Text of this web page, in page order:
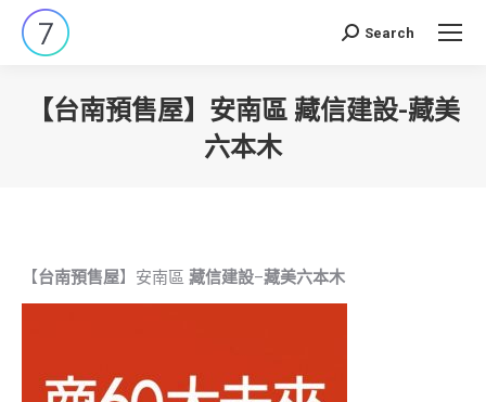
Search:
Search
【台南預售屋】安南區 藏信建設-藏美
六本木
【台南預售屋】安南區 藏信建設–藏美六本木